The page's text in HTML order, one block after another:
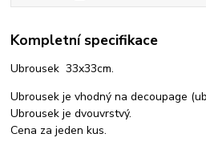
Kompletní specifikace
Ubrousek 33x33cm.
Ubrousek je vhodný na decoupage
Ubrousek je dvouvrstvý.
Cena za jeden kus.